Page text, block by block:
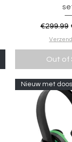
Regular
€299.99
Out of
Nieuw met doos